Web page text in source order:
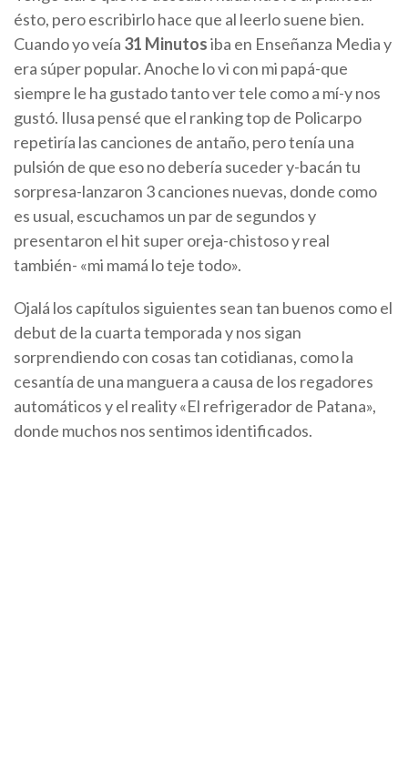
ésto, pero escribirlo hace que al leerlo suene bien.
Cuando yo veía 31 Minutosiba en Enseñanza Media y
era súper popular. Anoche lo vi con mi papá-que
siempre le ha gustado tanto ver tele como a mí-y nos
gustó. Ilusa pensé que el ranking top de Policarpo
repetiría las canciones de antaño, pero tenía una
pulsión de que eso no debería suceder y-bacán tu
sorpresa-lanzaron 3 canciones nuevas, donde como
es usual, escuchamos un par de segundos y
presentaron el hit super oreja-chistoso y real
también- «mi mamá lo teje todo».
Ojalá los capítulos siguientes sean tan buenos como el
debut de la cuarta temporada y nos sigan
sorprendiendo con cosas tan cotidianas, como la
cesantía de una manguera a causa de los regadores
automáticos y el reality «El refrigerador de Patana»,
donde muchos nos sentimos identificados.